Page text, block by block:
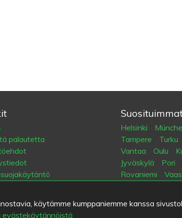
käytämme kumppaniemme kanssa
evästekäytännöistä
palautetta
Eat.fi
Helsinki
Tampere
Turku
Vantaa
Oulu
Jyväskylä
Pori
Rovaniemi